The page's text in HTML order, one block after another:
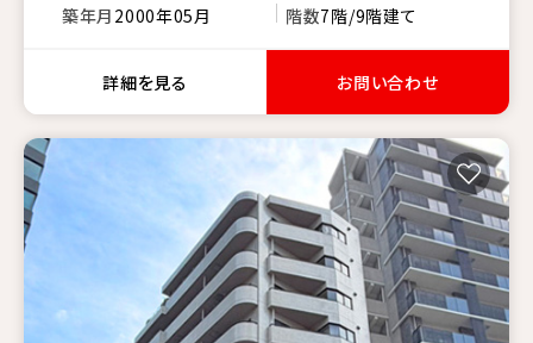
築年月 2000年05月 階数7階/9階建て
詳細を見る お問い合わせ